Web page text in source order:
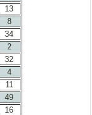
13
8
34
2
32
4
11
49
16